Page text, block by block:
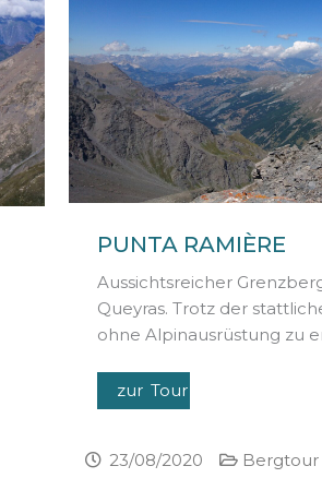
PUNTA RAMIÈRE
Aussichtsreicher
Queyras. Trotz der
ohne Alpinausrüstung zu
zur Tour
23/08/2020 Bergtour